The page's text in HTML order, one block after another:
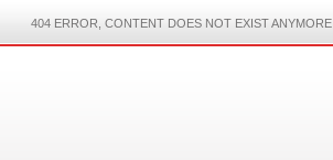
404 ERROR, CONTENT DOES NOT EXIST ANYMORE